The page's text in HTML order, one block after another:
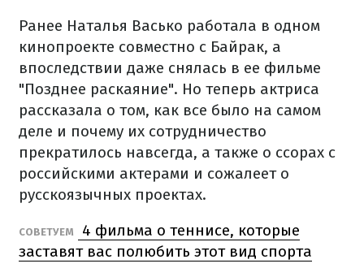
Ранее Наталья Васько работала в одном
кинопроекте совместно с Байрак, а
впоследствии даже снялась в ее фильме
"Позднее раскаяние". Но теперь актриса
рассказала о том, как все было на самом
деле и почему их сотрудничество
прекратилось навсегда, а также о ссорах с
российскими актерами и сожалеет о
русскоязычных проектах.
СОВЕТУЕМ
4 фильма о теннисе, которые
заставят вас полюбить этот вид спорта